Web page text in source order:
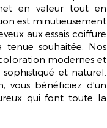
en valeur tout en
est minutieusement
aux essais coiffure
souhaitée. Nos
modernes et
et naturel.
vous bénéficiez d'un
qui font toute la